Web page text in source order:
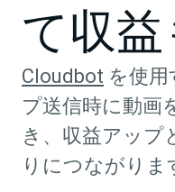
て収
Cloudbot を使用
プ送信時に動画
き、収益アップ
りにつながりま